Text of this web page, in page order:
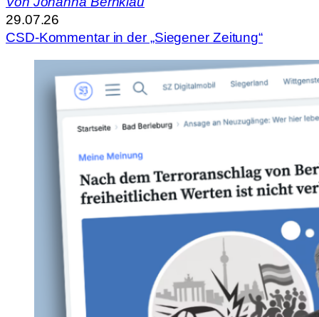
29.07.26
CSD-Kommentar in der „Siegener Zeitung“